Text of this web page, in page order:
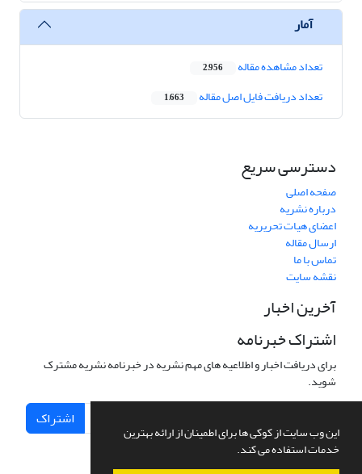
این وب سایت از کوکی ها برای اطمینان از ارائه بهترین
خدمات استفاده می کند.
آمار
تعداد مشاهده مقاله 2,956
تعداد دریافت فایل اصل مقاله 1,663
دسترسی سریع
صفحه اصلی
درباره نشریه
اعضای هیات تحریریه
ارسال مقاله
تماس با ما
نقشه سایت
آخرین اخبار
اشتراک خبرنامه
برای دریافت اخبار و اطلاعیه های مهم نشریه در خبرنامه نشریه مشترک
شوید.
اشتراک